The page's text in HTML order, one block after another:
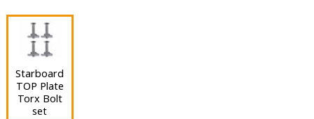
Starboard
TOP Plate
Torx Bolt
set